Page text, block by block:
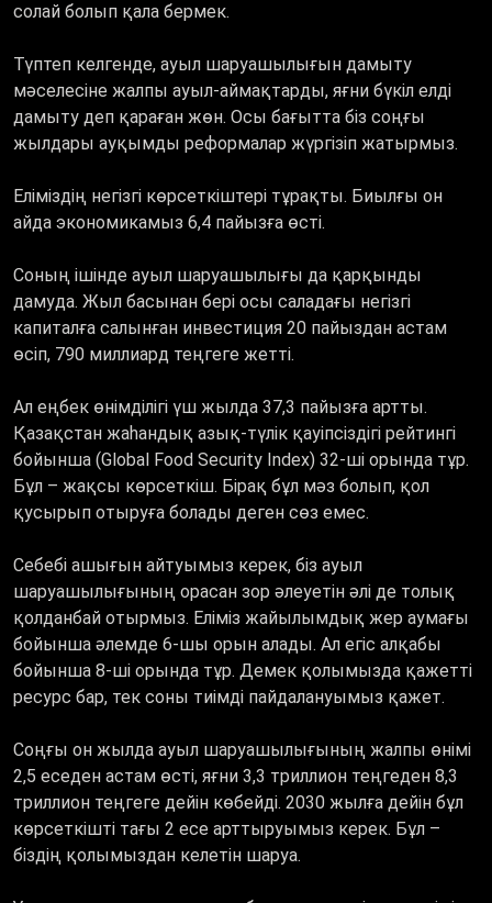
солай болып қала бермек.
Түптеп келгенде, ауыл шаруашылығын дамыту
мәселесіне жалпы ауыл-аймақтарды, яғни бүкіл елді
дамыту деп қараған жөн. Осы бағытта біз соңғы
жылдары ауқымды реформалар жүргізіп жатырмыз.
Еліміздің негізгі көрсеткіштері тұрақты. Биылғы он
айда экономикамыз 6,4 пайызға өсті.
Соның ішінде ауыл шаруашылығы да қарқынды
дамуда. Жыл басынан бері осы саладағы негізгі
капиталға салынған инвестиция 20 пайыздан астам
өсіп, 790 миллиард теңгеге жетті.
Ал еңбек өнімділігі үш жылда 37,3 пайызға артты.
Қазақстан жаһандық азық-түлік қауіпсіздігі рейтингі
бойынша (Global Food Security Index) 32-ші орында тұр.
Бұл – жақсы көрсеткіш. Бірақ бұл мәз болып, қол
қусырып отыруға болады деген сөз емес.
Себебі ашығын айтуымыз керек, біз ауыл
шаруашылығының орасан зор әлеуетін әлі де толық
қолданбай отырмыз. Еліміз жайылымдық жер аумағы
бойынша әлемде 6-шы орын алады. Ал егіс алқабы
бойынша 8-ші орында тұр. Демек қолымызда қажетті
ресурс бар, тек соны тиімді пайдалануымыз қажет.
Соңғы он жылда ауыл шаруашылығының жалпы өнімі
2,5 еседен астам өсті, яғни 3,3 триллион теңгеден 8,3
триллион теңгеге дейін көбейді. 2030 жылға дейін бұл
көрсеткішті тағы 2 есе арттыруымыз керек. Бұл –
біздің қолымыздан келетін шаруа.